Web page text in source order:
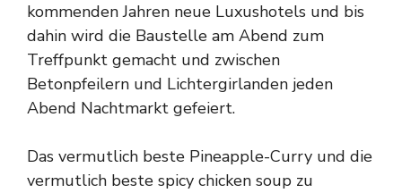
kommenden Jahren neue Luxushotels und bis
dahin wird die Baustelle am Abend zum
Treffpunkt gemacht und zwischen
Betonpfeilern und Lichtergirlanden jeden
Abend Nachtmarkt gefeiert.
Das vermutlich beste Pineapple-Curry und die
vermutlich beste spicy chicken soup zu